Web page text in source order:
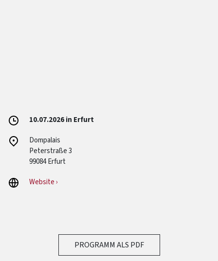
10.07.2026 in Erfurt
Dompalais
Peterstraße 3
99084 Erfurt
Website ›
PROGRAMM ALS PDF